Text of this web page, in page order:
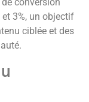
3%, un objectif
ciblée et des